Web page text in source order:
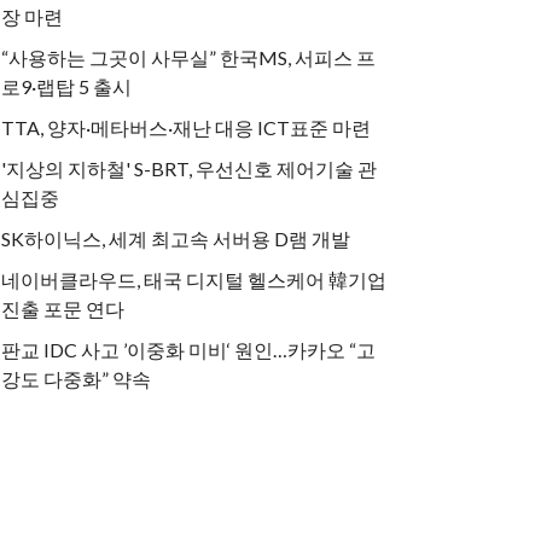
장 마련
“사용하는 그곳이 사무실” 한국MS, 서피스 프
로9·랩탑 5 출시
TTA, 양자·메타버스·재난 대응 ICT표준 마련
'지상의 지하철' S-BRT, 우선신호 제어기술 관
심집중
SK하이닉스, 세계 최고속 서버용 D램 개발
네이버클라우드, 태국 디지털 헬스케어 韓기업
진출 포문 연다
판교 IDC 사고 ’이중화 미비‘ 원인…카카오 “고
강도 다중화” 약속